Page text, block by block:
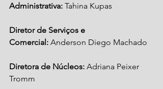
Administrativa: Tahina Kupas
Diretor de Serviços e
Comercial: Anderson Diego Machado
Diretora de Núcleos: Adriana Peixer
Tromm